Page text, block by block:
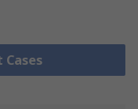
Cases